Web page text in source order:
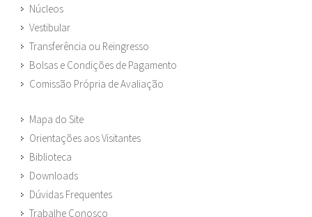
Núcleos
Vestibular
Transferência ou Reingresso
Bolsas e Condições de Pagamento
Comissão Própria de Avaliação
Mapa do Site
Orientações aos Visitantes
Biblioteca
Downloads
Dúvidas Frequentes
Trabalhe Conosco